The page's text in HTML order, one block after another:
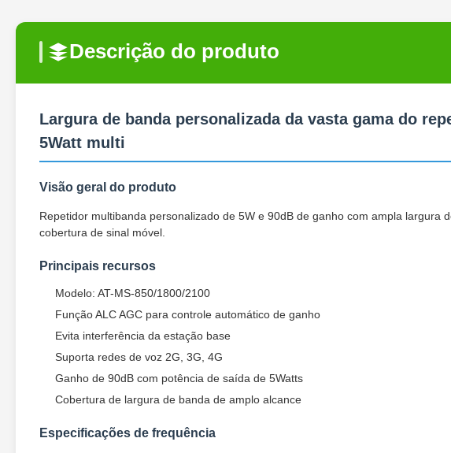
Descrição do produto
Largura de banda personalizada da vasta gama do
5Watt multi
Visão geral do produto
Repetidor multibanda personalizado de 5W e 90dB de ganho com ampla largura
cobertura de sinal móvel.
Principais recursos
Modelo: AT-MS-850/1800/2100
Função ALC AGC para controle automático de ganho
Evita interferência da estação base
Suporta redes de voz 2G, 3G, 4G
Ganho de 90dB com potência de saída de 5Watts
Cobertura de largura de banda de amplo alcance
Especificações de frequência